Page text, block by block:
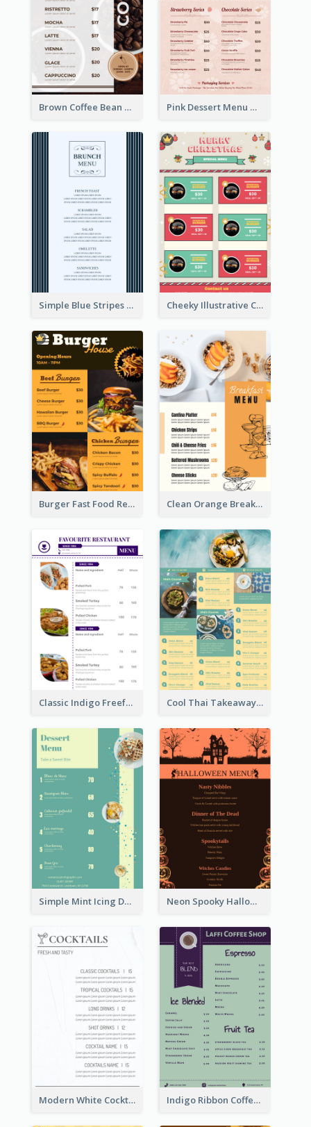
Brown Coffee Bean Background Café Menu Pink Dessert Menu With Two Column
Simple Blue Stripes Patterns Brunch Menu Cheeky Illustrative Christmas Celebration Menu Design
Burger Fast Food Restaurant Menu Design Clean Orange Breakfast Cafe Menu Design
Classic Indigo Freeform Restaurants Menu Cool Thai Takeaway Menu Design Template
Simple Mint Icing Dessert Menu Design Template Neon Spooky Halloween Restaurant Menu Design
Modern White Cocktail Drinks Menu Design Indigo Ribbon Coffee House Menu Design